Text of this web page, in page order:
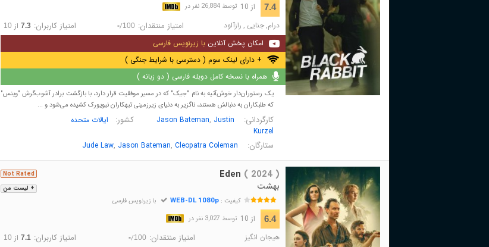
7.4 از 10 توسط 26,884 نفر در
درام, جنایی , رازآلود امتیاز منتقدان: -/100 امتیاز کاربران: 7.3 از 10
امکان پخش آنلاین با زیرنویس فارسی
+ دارای لینک سوم ( دسترسی با شرایط جنگی )
همراه با نسخه کامل دوبله فارسی ( دو زبانه )
یک رستوران‌دار خوش‌آتیه به نام "جیک" که در مسیر موفقیت قرار دارد، با بازگشت برادر آشوب‌گرش "وینس"
که طلبکاران به دنبالش هستند، ناگزیر به دنیای زیرزمینی تبهکاران نیویورک کشیده می‌شود و ...
کارگردانی: Jason Bateman, Justin
Kurzel
کشور: ایالات متحده
ستارگان: Jude Law, Jason Bateman, Cleopatra Coleman
+ لیست من
Not Rated Eden ( 2024 )
بهشت
کیفیت :WEB-DL 1080p با زیرنویس فارسی
6.4 از 10 توسط 3,027 نفر در
هیجان انگیز امتیاز منتقدان: -/100 امتیاز کاربران: 7.1 از 10